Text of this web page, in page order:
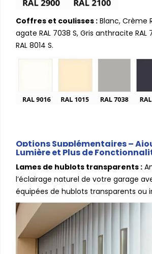
Coffres et coulisses : Blanc, Crème
agate RAL 7038 S, Gris anthracite RAL
RAL 8014 S.
Options Supplémentaires –
Lumière et Plus de
Lames de hublots transparents :
l’éclairage naturel de votre garage
équipées de hublots transparents ou